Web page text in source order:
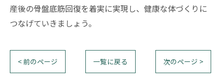
産後の骨盤底筋回復を着実に実現し、健康な体づくりに
つなげていきましょう。
< 前のページ 一覧に戻る 次のページ >